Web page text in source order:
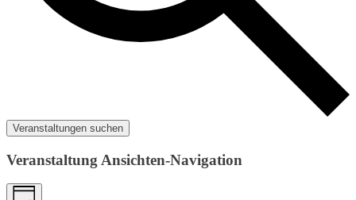
Veranstaltungen suchen
Veranstaltung Ansichten-Navigation